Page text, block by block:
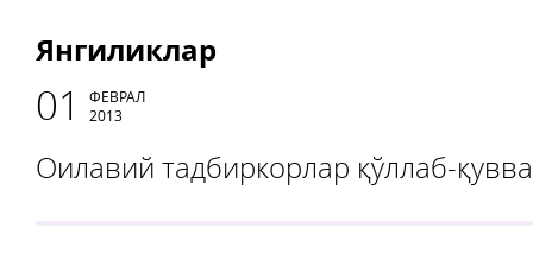
Янгиликлар
01
ФЕВРАЛ
2013
Оилавий тадбиркорлар қўллаб-